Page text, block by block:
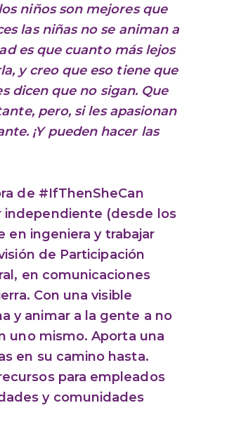
niños son mejores que
las niñas no se animan a
es que cuanto más lejos
y creo que eso tiene que
dicen que no sigan. Que
pero, si les apasionan
¡Y pueden hacer las
de #IfThenSheCan
independiente (desde los
en ingeniera y trabajar
de Participación
en comunicaciones
Con una visible
y animar a la gente a no
uno mismo. Aporta una
en su camino hasta.
para empleados
y comunidades